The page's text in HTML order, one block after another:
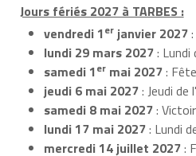
Jours fériés 2027 à TARBES :
vendredi 1er janvier 2027
lundi 29 mars 2027: Lundi
samedi 1er mai 2027:
jeudi 6 mai 2027: Jeudi de
samedi 8 mai 2027:
lundi 17 mai 2027: Lundi
mercredi 14 juillet 2027: